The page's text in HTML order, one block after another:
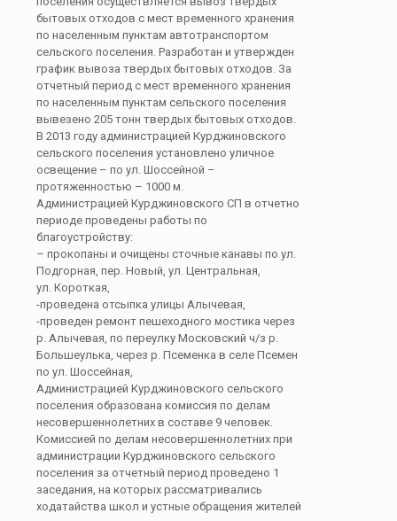
бытовых отходов с мест временного хранения
по населенным пунктам автотранспортом
сельского поселения. Разработан и утвержден
график вывоза твердых бытовых отходов. За
отчетный период с мест временного хранения
по населенным пунктам сельского поселения
вывезено 205 тонн твердых бытовых отходов.
В 2013 году администрацией Курджиновского
сельского поселения установлено уличное
освещение – по ул. Шоссейной –
протяженностью – 1000 м.
Администрацией Курджиновского СП в отчетно
периоде проведены работы по
благоустройству:
– прокопаны и очищены сточные канавы по ул.
Подгорная, пер. Новый, ул. Центральная,
ул. Короткая,
-проведена отсыпка улицы Алычевая,
-проведен ремонт пешеходного мостика через
р. Алычевая, по переулку Московский ч/з р.
Большеулька, через р. Псеменка в селе Псемен
по ул. Шоссейная,
Администрацией Курджиновского сельского
поселения образована комиссия по делам
несовершеннолетних в составе 9 человек.
Комиссией по делам несовершеннолетних при
администрации Курджиновского сельского
поселения за отчетный период проведено 1
заседания, на которых рассматривались
ходатайства школ и устные обращения жителей